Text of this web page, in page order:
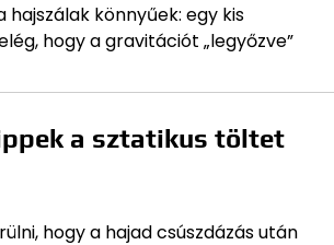
hajszálak könnyűek: egy kis
hogy a gravitációt „legyőzve”
a sztatikus töltet
hogy a hajad csúszdázás után